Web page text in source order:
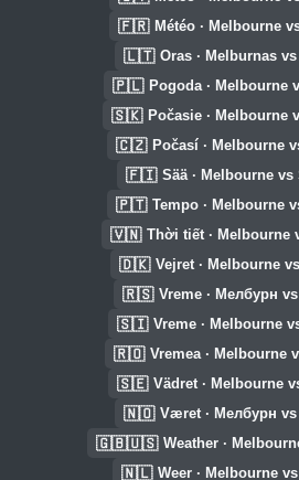
🇫🇷 Météo · Melbourne
🇱🇹 Oras · Melburnas
🇵🇱 Pogoda · Melbourne
🇸🇰 Počasie · Melbourne
🇨🇿 Počasí · Melbourne
🇫🇮 Sää · Melbourne
🇵🇹 Tempo · Melbourne
🇻🇳 Thời tiết · Melbourne
🇩🇰 Vejret · Melbourne
🇷🇸 Vreme · Мелбурн
🇸🇮 Vreme · Melbourne
🇷🇴 Vremea · Melbourne
🇸🇪 Vädret · Melbourne
🇳🇴 Været · Мелбурн
🇬🇧🇺🇸 Weather ·
🇳🇱 Weer · Melbourne